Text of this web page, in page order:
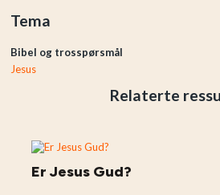
Tema
Bibel og trosspørsmål
Jesus
Relaterte
Er Jesus Gud?